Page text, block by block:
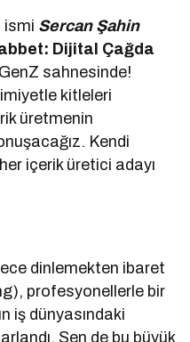
ismi Sercan Şahin
Dijital Çağda
sahnesinde!
kitleleri
üretmenin
Kendi
içerik üretici adayı
dinlemekten ibaret
profesyonellerle bir
iş dünyasındaki
Sen de bu büyük